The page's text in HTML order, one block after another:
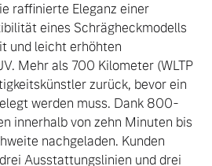
raffinierte Eleganz einer
eines Schrägheckmodells
und leicht erhöhten
Mehr als 700 Kilometer (WLTP
zurück, bevor ein
werden muss. Dank 800-
innerhalb von zehn Minuten bis
nachgeladen. Kunden
Ausstattungslinien und drei